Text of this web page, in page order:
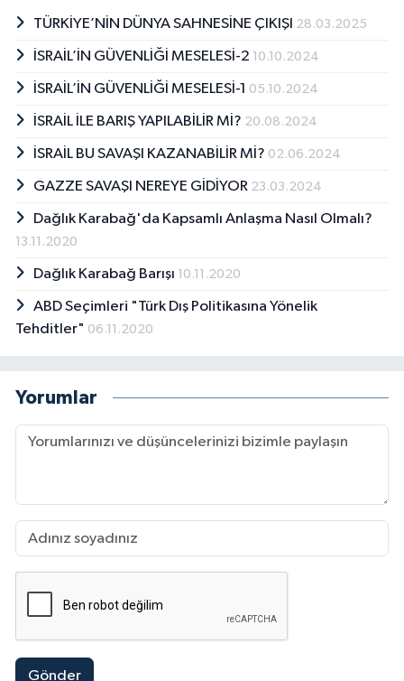
TÜRKİYE’NİN DÜNYA SAHNESİNE ÇIKIŞI 28.03.2025
İSRAİL’İN GÜVENLİĞİ MESELESİ-2 10.10.2024
İSRAİL’İN GÜVENLİĞİ MESELESİ-1 05.10.2024
İSRAİL İLE BARIŞ YAPILABİLİR Mİ? 20.08.2024
İSRAİL BU SAVAŞI KAZANABİLİR Mİ? 02.06.2024
GAZZE SAVAŞI NEREYE GİDİYOR 23.03.2024
Dağlık Karabağ'da Kapsamlı Anlaşma Nasıl Olmalı?
13.11.2020
Dağlık Karabağ Barışı 10.11.2020
ABD Seçimleri "Türk Dış Politikasına Yönelik
Tehditler" 06.11.2020
Yorumlar
Gönder